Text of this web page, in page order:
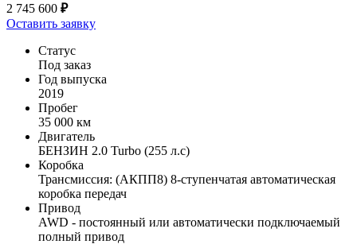
2 745 600 ₽
Оставить заявку
Статус
Под заказ
Год выпуска
2019
Пробег
35 000 км
Двигатель
БЕНЗИН 2.0 Turbo (255 л.с)
Коробка
Трансмиссия: (АКПП8) 8-ступенчатая автоматическая
коробка передач
Привод
AWD - постоянный или автоматически подключаемый
полный привод